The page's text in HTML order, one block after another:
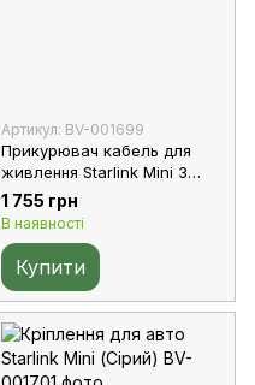
Артикул: BV-001699
Прикурювач кабель для
живлення Starlink Mini 3
метрів
1 755 грн
В наявності
Купити